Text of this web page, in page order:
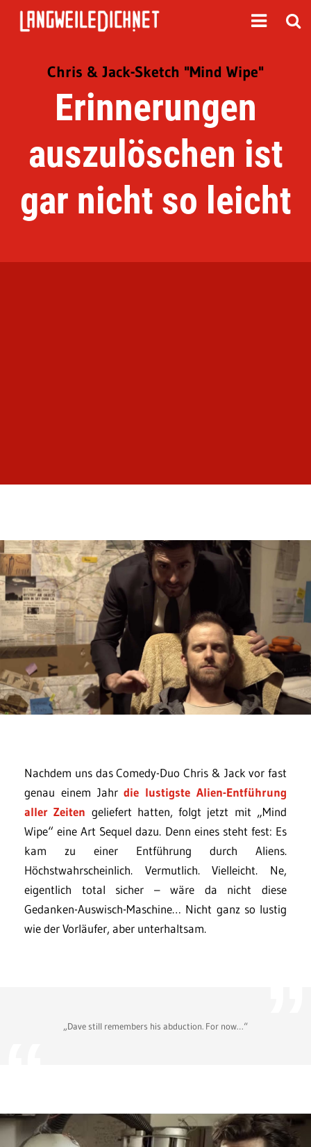
Chris & Jack-Sketch "Mind Wipe"
Erinnerungen
auszulöschen ist
gar nicht so leicht
Nachdem uns das Comedy-Duo Chris & Jack vor fast
genau einem Jahrdie lustigste Alien-Entführung
aller Zeiten geliefert hatten, folgt jetzt mit „Mind
Wipe“ eine Art Sequel dazu. Denn eines steht fest: Es
kam zu einer Entführung durch Aliens.
Höchstwahrscheinlich. Vermutlich. Vielleicht. Ne,
eigentlich total sicher – wäre da nicht diese
Gedanken-Auswisch-Maschine… Nicht ganz so lustig
wie der Vorläufer, aber unterhaltsam.
„Dave still remembers his abduction. For now…“